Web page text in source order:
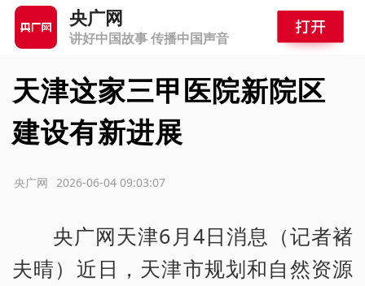
央广网
讲好中国故事 传播中国声音
天津这家三甲医院新院区
建设有新进展
2026-06-04 09:03:07
央广网
央广网天津6月4日消息（记者褚
夫晴）近日，天津市规划和自然资源